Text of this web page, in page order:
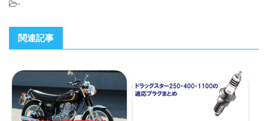
-
関連記事